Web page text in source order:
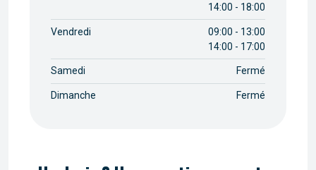
14:00 - 18:00
Vendredi
09:00 - 13:00
14:00 - 17:00
Samedi Fermé
Dimanche Fermé